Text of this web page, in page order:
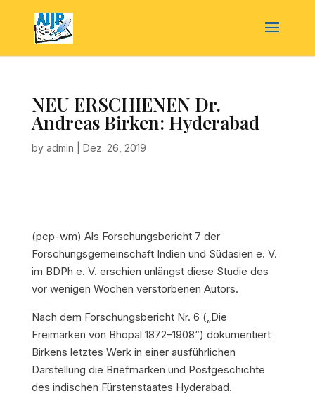
NEU ERSCHIENEN Dr.
Andreas Birken: Hyderabad
by admin Dez. 26, 2019
(pcp-wm) Als Forschungsbericht 7 der
Forschungsgemeinschaft Indien und Südasien e. V.
im BDPh e. V. erschien unlängst diese Studie des
vor wenigen Wochen verstorbenen Autors.
Nach dem Forschungsbericht Nr. 6 („Die
Freimarken von Bhopal 1872–1908“) dokumentiert
Birkens letztes Werk in einer ausführlichen
Darstellung die Briefmarken und Postgeschichte
des indischen Fürstenstaates Hyderabad.